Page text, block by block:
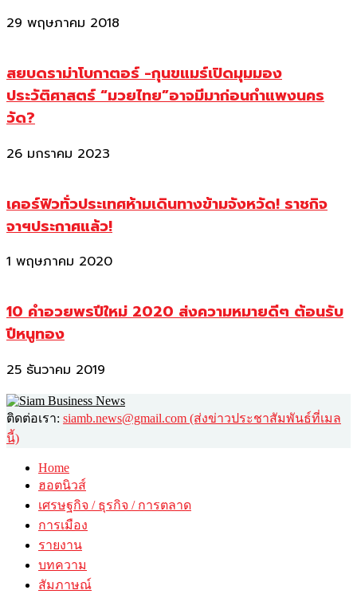
29 พฤษภาคม 2018
สยบดราม่าโบกาตอร์ -กุนขแมร์เปิดมุมมอง
ประวัติศาสตร์ “มวยไทย”อาจมีมาก่อนกำแพงนคร
วัด?
26 มกราคม 2023
เคอร์ฟิวทั่วประเทศห้ามเดินทางข้ามจังหวัด! ราชกิจ
จาฯประกาศแล้ว!
1 พฤษภาคม 2020
10 คำอวยพรปีใหม่ 2020 ส่งความหมายดีๆ ต้อนรับ
ปีหนูทอง
25 ธันวาคม 2019
ติดต่อเรา: siamb.news@gmail.com (ส่งข่าวประชาสัมพันธ์ที่เมล
นี้)
Home
ฮอตนิวส์
เศรษฐกิจ / ธุรกิจ / การตลาด
การเมือง
รายงาน
บทความ
สัมภาษณ์